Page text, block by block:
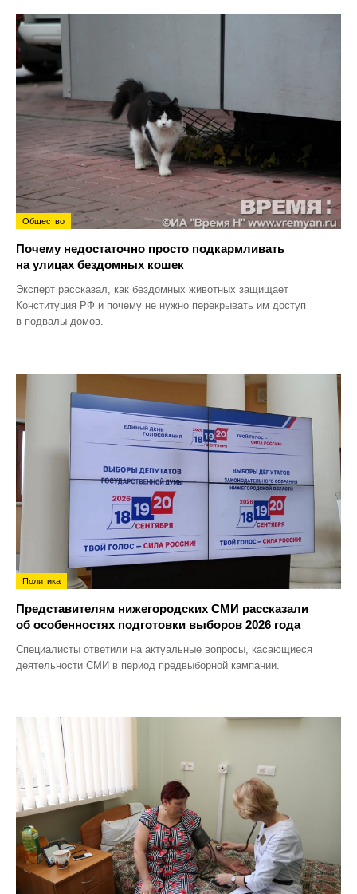
Общество
Почему недостаточно просто подкармливать
на улицах бездомных кошек
Эксперт рассказал, как бездомных животных защищает
Конституция РФ и почему не нужно перекрывать им доступ
в подвалы домов.
Политика
Представителям нижегородских СМИ рассказали
об особенностях подготовки выборов 2026 года
Специалисты ответили на актуальные вопросы, касающиеся
деятельности СМИ в период предвыборной кампании.